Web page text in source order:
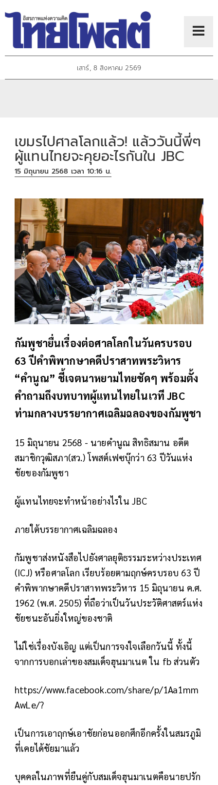
เสาร์, 8 สิงหาคม 2569
เขมรไปศาลโลกแล้ว! แล้ววันนี้พี่ๆ
ผู้แทนไทยจะคุยอะไรกันใน JBC
15 มิถุนายน 2568 เวลา 10:16 น.
กัมพูชายื่นเรื่องต่อศาลโลกในวันครบรอบ
63 ปีคำพิพากษาคดีปราสาทพระวิหาร
“คำนูณ” ชี้เจตนาหยามไทยชัดๆ พร้อมตั้ง
คำถามถึงบทบาทผู้แทนไทยในเวที JBC
ท่ามกลางบรรยากาศเฉลิมฉลองของกัมพูชา
15 มิถุนายน 2568 - นายคำนูณ สิทธิสมาน อดีต
สมาชิกวุฒิสภา(สว.) โพสต์เฟซบุ๊กว่า 63 ปีวันแห่ง
ชัยของกัมพูชา
ผู้แทนไทยจะทำหน้าอย่างไรใน JBC
ภายใต้บรรยากาศเฉลิมฉลอง
กัมพูชาส่งหนังสือไปยังศาลยุติธรรมระหว่างประเทศ
(ICJ) หรือศาลโลก เรียบร้อยตามฤกษ์ครบรอบ 63 ปี
คำพิพากษาคดีปราสาทพระวิหาร 15 มิถุนายน ค.ศ.
1962 (พ.ศ. 2505) ที่ถือว่าเป็นวันประวัติศาสตร์แห่ง
ชัยชนะอันยิ่งใหญ่ของชาติ
ไม่ใช่เรื่องบังเอิญ แต่เป็นการจงใจเลือกวันนี้ ทั้งนี้
จากการบอกเล่าของสมเด็จฮุนมาเนต ใน fb ส่วนตัว
https://www.facebook.com/share/p/1Aa1mm
AwLe/?
เป็นการเอาฤกษ์เอาชัยก่อนออกศึกอีกครั้งในสมรภูมิ
ที่เคยได้ชัยมาแล้ว
บุคคลในภาพที่ยืนคู่กับสมเด็จฮุนมาเนตคือนายปรัก